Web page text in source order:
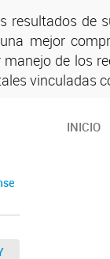
resultados de
mejor
de los
vinculadas
INICIO